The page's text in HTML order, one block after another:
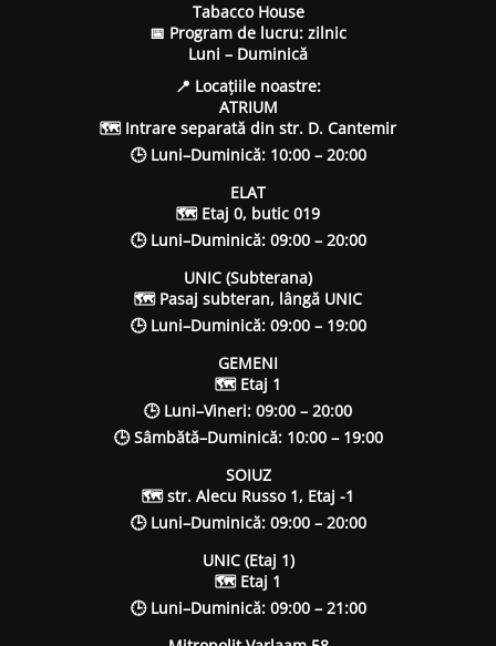
Tabacco House
📅 Program de lucru: zilnic
Luni – Duminică
📍 Locațiile noastre:
ATRIUM
🗺 Intrare separată din str. D. Cantemir
🕒 Luni–Duminică: 10:00 – 20:00
ELAT
🗺 Etaj 0, butic 019
🕒 Luni–Duminică: 09:00 – 20:00
UNIC (Subterana)
🗺 Pasaj subteran, lângă UNIC
🕒 Luni–Duminică: 09:00 – 19:00
GEMENI
🗺 Etaj 1
🕒 Luni–Vineri: 09:00 – 20:00
🕒 Sâmbătă–Duminică: 10:00 – 19:00
SOIUZ
🗺 str. Alecu Russo 1, Etaj -1
🕒 Luni–Duminică: 09:00 – 20:00
UNIC (Etaj 1)
🗺 Etaj 1
🕒 Luni–Duminică: 09:00 – 21:00